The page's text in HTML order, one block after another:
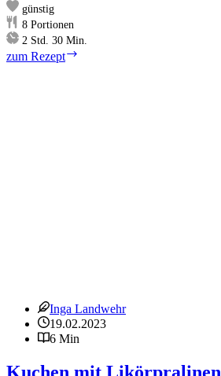
günstig
8 Portionen
2 Stunden
Std. 30Minuten
Min.
zum Rezept
Inga Landwehr
19.02.2023
6 Min